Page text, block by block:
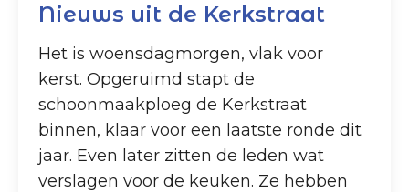
Nieuws uit de Kerkstraat
Het is woensdagmorgen, vlak voor
kerst. Opgeruimd stapt de
schoonmaakploeg de Kerkstraat
binnen, klaar voor een laatste ronde dit
jaar. Even later zitten de leden wat
verslagen voor de keuken. Ze hebben